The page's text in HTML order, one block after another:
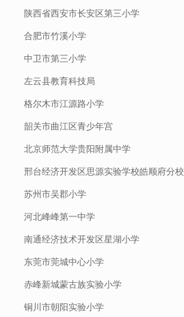
陕西省西安市长安区第三小学
合肥市竹溪小学
中卫市第三小学
左云县教育科技局
格尔木市江源路小学
韶关市曲江区青少年宫
北京师范大学贵阳附属中学
邢台经济开发区思源实验学校皓顺府分校
苏州市吴郡小学
河北峰峰第一中学
南通经济技术开发区星湖小学
东莞市莞城中心小学
赤峰新城蒙古族实验小学
铜川市朝阳实验小学